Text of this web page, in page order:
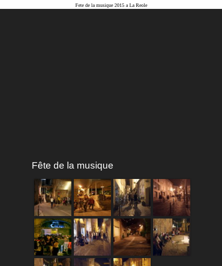
Fete de la musique 2015 a La Reole
Fête de la musique